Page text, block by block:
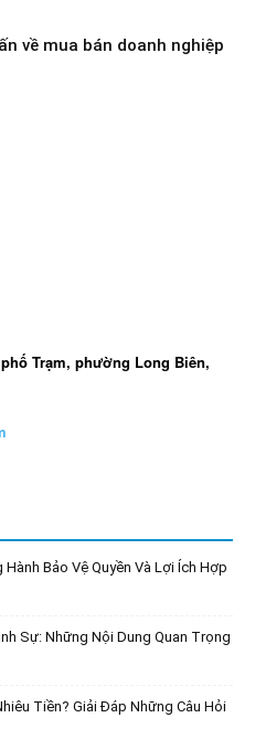
về mua bán doanh nghiệp
Trạm, phường Long Biên,
Bảo Vệ Quyền Và Lợi Ích Hợp
Sự: Những Nội Dung Quan Trọng
Tiền? Giải Đáp Những Câu Hỏi